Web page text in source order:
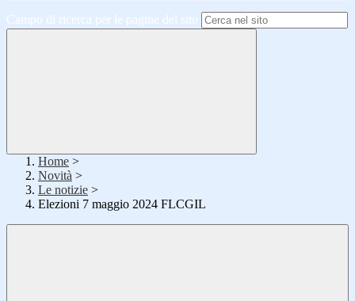
Campo di ricerca per le pagine del sito
Home >
Novità >
Le notizie >
Elezioni 7 maggio 2024 FLCGIL